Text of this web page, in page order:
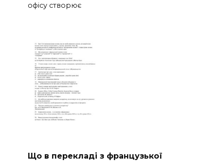
офісу створює
Що в перекладі з французької